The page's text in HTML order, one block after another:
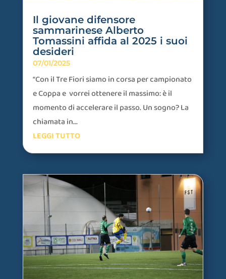
Il giovane difensore
sammarinese Alberto
Tomassini affida al 2025 i suoi
desideri
07/01/2025
“Con il Tre Fiori siamo in corsa per campionato
e Coppa e vorrei ottenere il massimo: è il
momento di accelerare il passo. Un sogno? La
chiamata in...
LEGGI TUTTO